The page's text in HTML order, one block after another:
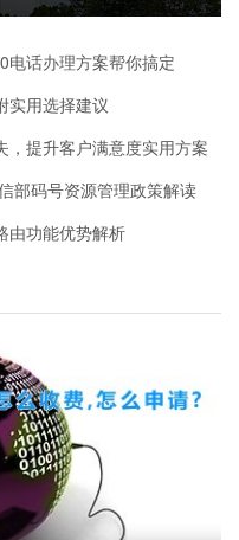
电话办理方案帮你搞定
实用选择建议
，提升客户满意度实用方案
部码号资源管理政策解读
由功能优势解析